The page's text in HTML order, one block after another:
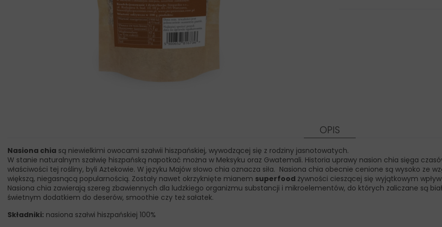
OPIS
Nasiona chia są niewielkimi owocami szałwii hiszpańskiej, wywodzącej się z rodziny jasnotowatych.
W stanie naturalnym szałwię hiszpańską napotkać można w Meksyku oraz Gwatemali. Historia uprawy nasion chia sięga
właściwości tej rośliny, byli Aztekowie. W języku Majów słowo chia oznacza siła. Nasiona chia obecnie cenione są wysoko ze
większą, niegasnącą popularnością. Zostały nawet okrzyknięte mianem superfood żywności cieszącej się wyjątkowym
Nasiona chia zawierają szereg zbawiennych dla ludzkiego organizmu substancji i mikroelementów, do których zaliczane są
świetnym dodatkiem do deserów, smoothie czy też sałatek.
Składniki: nasiona szałwi hiszpańskiej 100%